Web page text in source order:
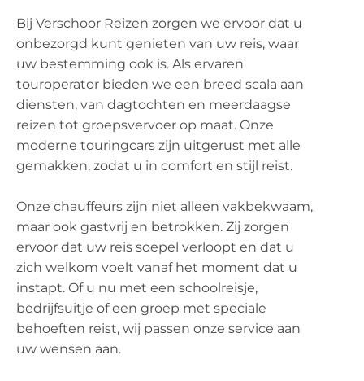
Bij Verschoor Reizen zorgen we ervoor dat u
onbezorgd kunt genieten van uw reis, waar
uw bestemming ook is. Als ervaren
touroperator bieden we een breed scala aan
diensten, van dagtochten en meerdaagse
reizen tot groepsvervoer op maat. Onze
moderne touringcars zijn uitgerust met alle
gemakken, zodat u in comfort en stijl reist.
Onze chauffeurs zijn niet alleen vakbekwaam,
maar ook gastvrij en betrokken. Zij zorgen
ervoor dat uw reis soepel verloopt en dat u
zich welkom voelt vanaf het moment dat u
instapt. Of u nu met een schoolreisje,
bedrijfsuitje of een groep met speciale
behoeften reist, wij passen onze service aan
uw wensen aan.